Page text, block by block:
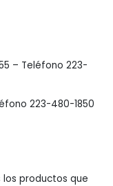
– Teléfono 223-
223-480-1850
los productos que